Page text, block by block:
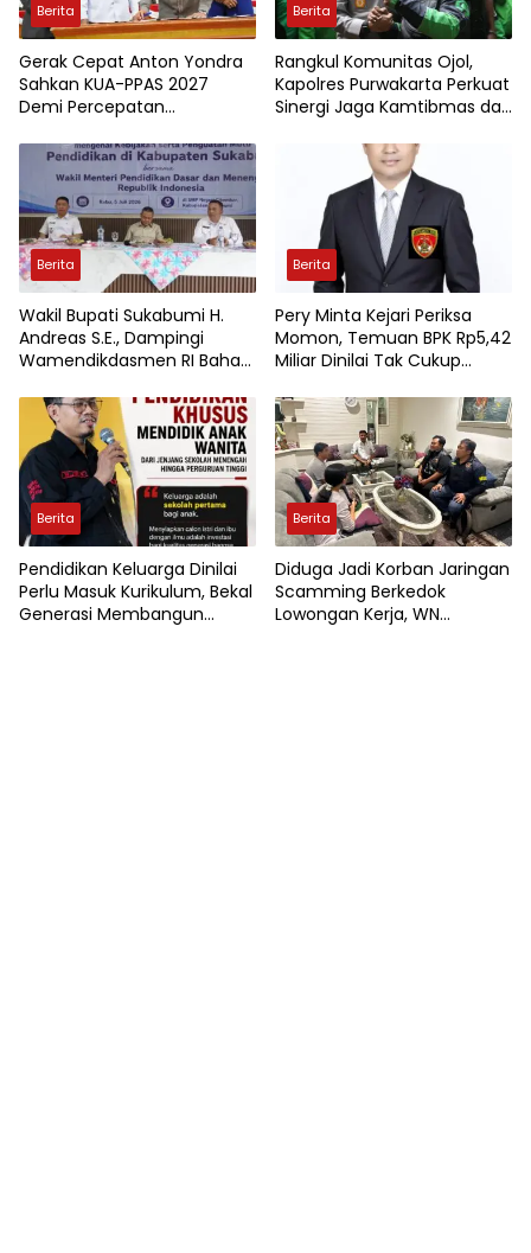
Berita
Gerak Cepat Anton Yondra
Sahkan KUA-PPAS 2027
Demi Percepatan
Berita
Rangkul Komunitas Ojol,
Kapolres Purwakarta Perkuat
Sinergi Jaga Kamtibmas dan
Berita
Wakil Bupati Sukabumi H.
Andreas S.E., Dampingi
Wamendikdasmen RI Bahas
Pendidikan di Sukabumi
Berita
Pery Minta Kejari Periksa
Momon, Temuan BPK Rp5,42
Miliar Dinilai Tak Cukup
Pengembalian Uang
Berita
Pendidikan Keluarga Dinilai
Perlu Masuk Kurikulum, Bekal
Generasi Membangun
Berita
Diduga Jadi Korban Jaringan
Scamming Berkedok
Lowongan Kerja, WN